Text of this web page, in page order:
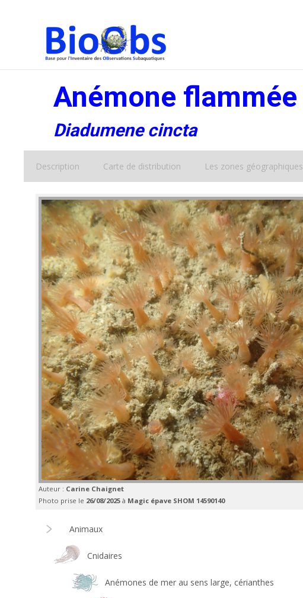
Anémone flammée
Diadumene cincta
Description Carte de distribution Les zones géographiques
Auteur : Carine Chaignet
Photo prise le 26/08/2025 à Magic épave SHOM 14590140
Animaux
Cnidaires
Anémones de mer au sens large, cérianthes